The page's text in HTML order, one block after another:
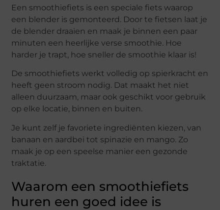
Een smoothiefiets is een speciale fiets waarop
een blender is gemonteerd. Door te fietsen laat je
de blender draaien en maak je binnen een paar
minuten een heerlijke verse smoothie. Hoe
harder je trapt, hoe sneller de smoothie klaar is!
De smoothiefiets werkt volledig op spierkracht en
heeft geen stroom nodig. Dat maakt het niet
alleen duurzaam, maar ook geschikt voor gebruik
op elke locatie, binnen en buiten.
Je kunt zelf je favoriete ingrediënten kiezen, van
banaan en aardbei tot spinazie en mango. Zo
maak je op een speelse manier een gezonde
traktatie.
Waarom een smoothiefiets
huren een goed idee is